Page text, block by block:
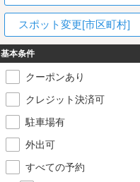
スポット変更[市区町村]
基本条件
クーポンあり
クレジット決済可
駐車場有
外出可
すべての予約